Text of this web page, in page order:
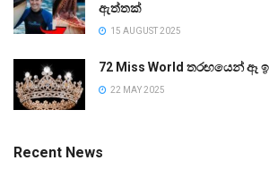
ඇත්තක්
15 AUGUST 2025
72 Miss World තරඟයෙන් ඈ
22 MAY 2025
Recent News